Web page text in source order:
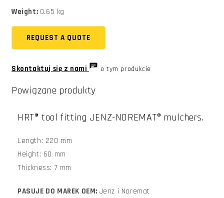
Weight: 0.65 kg
REQUEST A QUOTE
Skontaktuj się z nami o tym produkcie
Powiązane produkty
HRT® tool fitting JENZ-NOREMAT® mulchers.
Length: 220 mm
Height: 60 mm
Thickness: 7 mm
PASUJE DO MAREK OEM: Jenz i Noremat